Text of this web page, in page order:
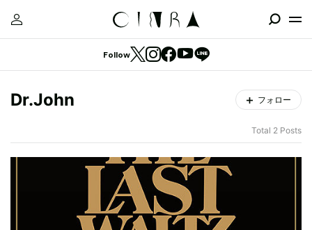
Follow
Dr.John フォロー
Total 2 Posts